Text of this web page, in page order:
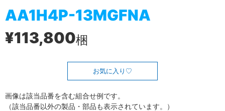
AA1H4P-13MGFNA
¥113,800梱
お気に入り
画像は該当品番を含む組合せ例です。
（該当品番以外の製品・部品も表示されています。）